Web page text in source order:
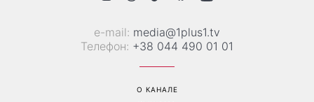
е-mail: media@1plus1.tv
Телефон: +38 044 490 01 01
О КАНАЛЕ